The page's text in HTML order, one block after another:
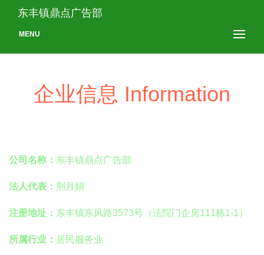
东丰镇鼎点广告部
MENU
企业信息 Information
公司名称： 东丰镇鼎点广告部
法人代表： 荆月娟
注册地址： 东丰镇东风路3573号（法院门企房111栋1-1）
所属行业： 居民服务业